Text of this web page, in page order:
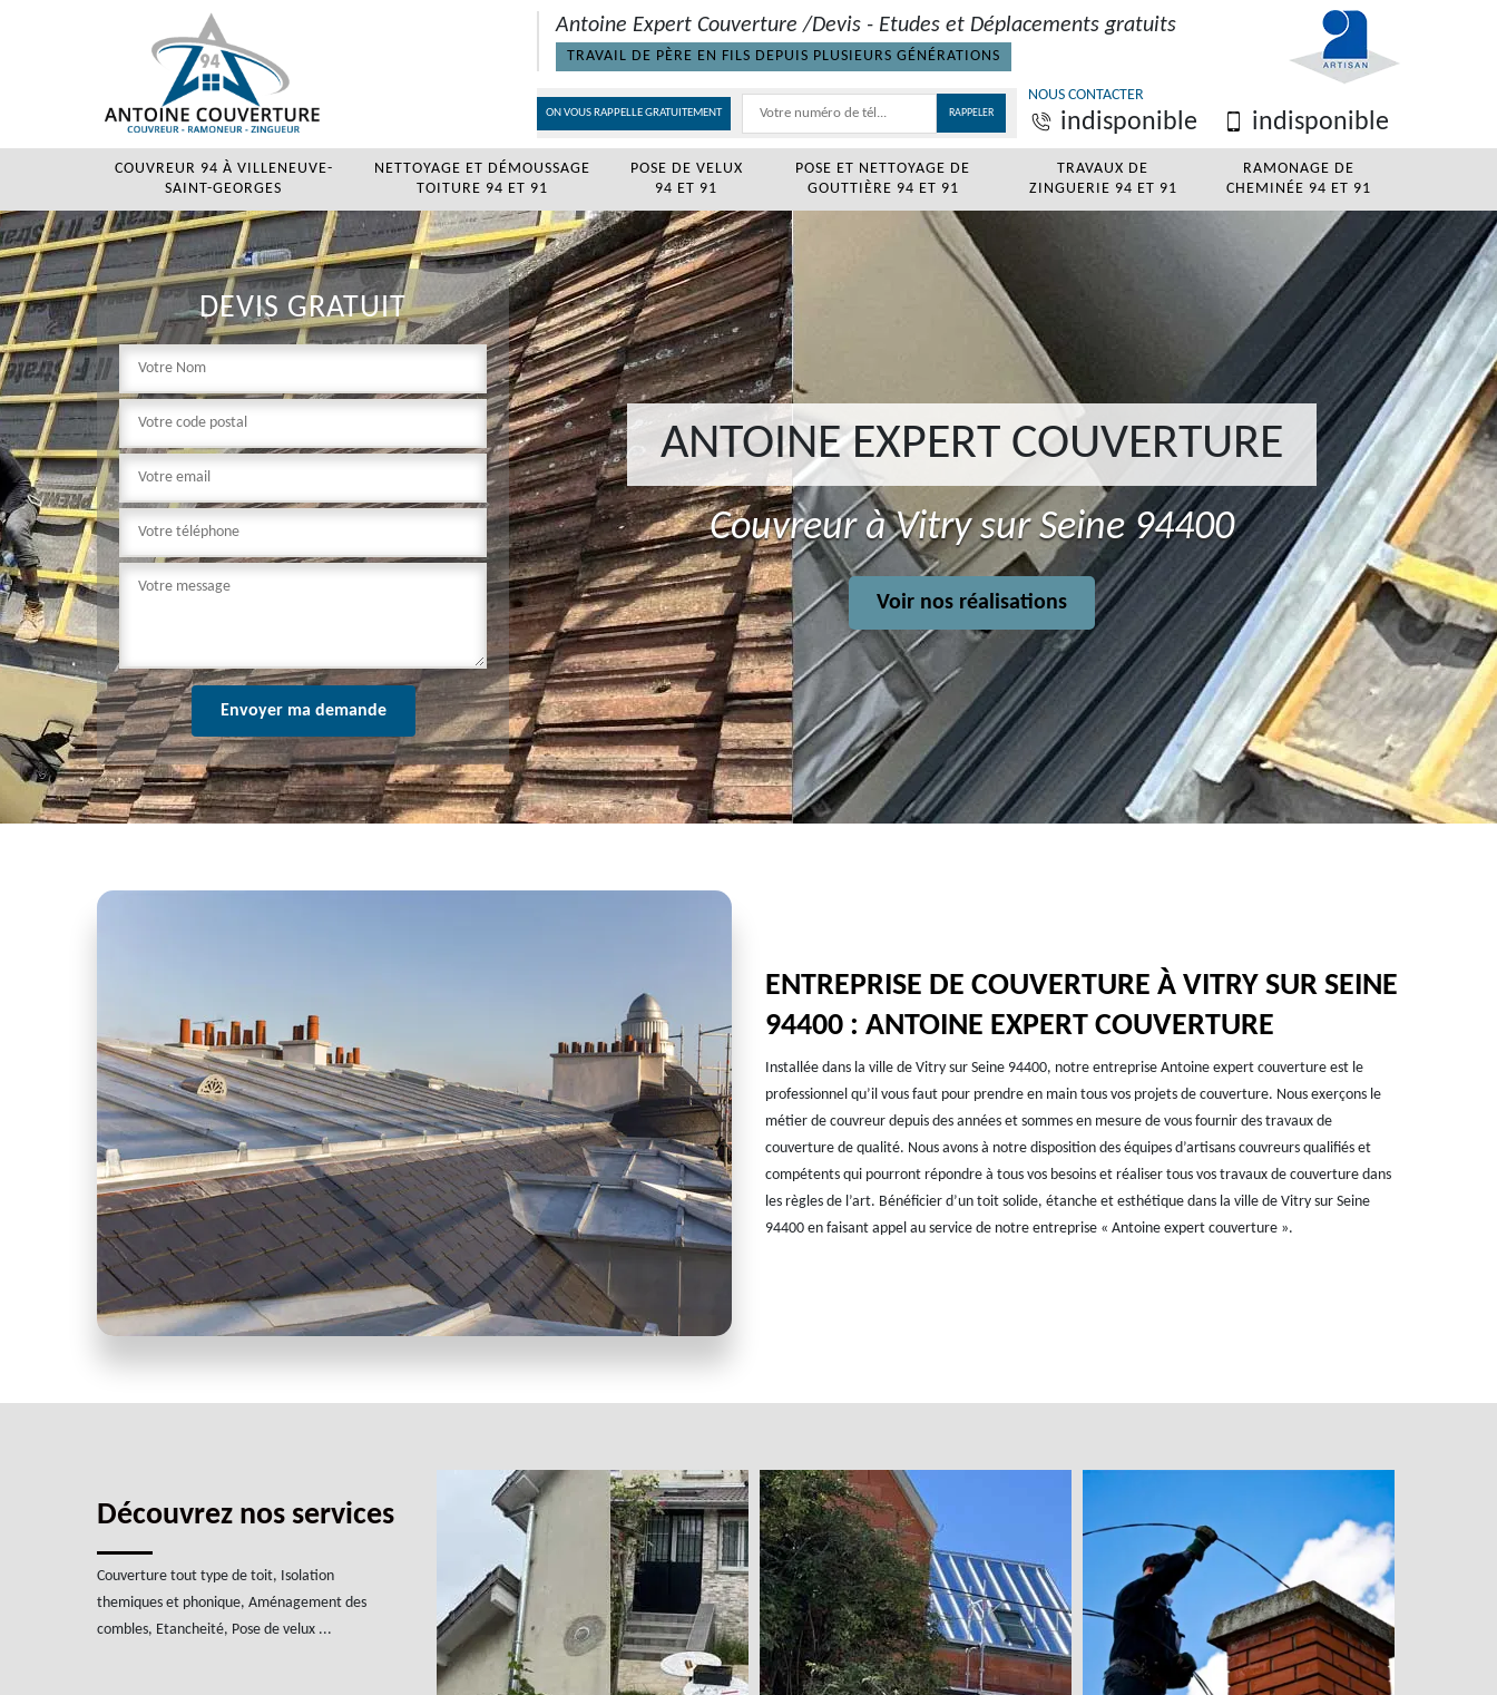
Antoine Expert Couverture /Devis - Etudes et Déplacements gratuits
TRAVAIL DE PÈRE EN FILS DEPUIS PLUSIEURS GÉNÉRATIONS
ON VOUS RAPPELLE GRATUITEMENT
NOUS CONTACTER
indisponible indisponible
COUVREUR 94 À VILLENEUVE-
SAINT-GEORGES
NETTOYAGE ET DÉMOUSSAGE
TOITURE 94 ET 91
POSE DE VELUX
94 ET 91
POSE ET NETTOYAGE DE
GOUTTIÈRE 94 ET 91
TRAVAUX DE
ZINGUERIE 94 ET 91
RAMONAGE DE
CHEMINÉE 94 ET 91
DEVIS GRATUIT
ANTOINE EXPERT COUVERTURE
Couvreur à Vitry sur Seine 94400
Voir nos réalisations
ENTREPRISE DE COUVERTURE À VITRY SUR SEINE
94400 : ANTOINE EXPERT COUVERTURE
Installée dans la ville de Vitry sur Seine 94400, notre entreprise Antoine expert couverture est le
professionnel qu’il vous faut pour prendre en main tous vos projets de couverture. Nous exerçons le
métier de couvreur depuis des années et sommes en mesure de vous fournir des travaux de
couverture de qualité. Nous avons à notre disposition des équipes d’artisans couvreurs qualifiés et
compétents qui pourront répondre à tous vos besoins et réaliser tous vos travaux de couverture dans
les règles de l’art. Bénéficier d’un toit solide, étanche et esthétique dans la ville de Vitry sur Seine
94400 en faisant appel au service de notre entreprise « Antoine expert couverture ».
Découvrez nos services
Couverture tout type de toit, Isolation
themiques et phonique, Aménagement des
combles, Etancheité, Pose de velux ...